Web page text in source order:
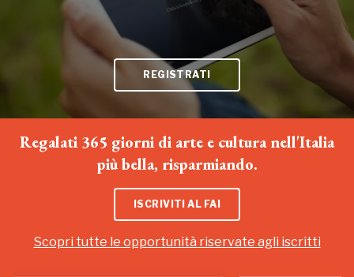
REGISTRATI
Regalati 365 giorni di arte e cultura nell'Italia
più bella, risparmiando.
ISCRIVITI AL FAI
Scopri tutte le opportunità riservate agli iscritti